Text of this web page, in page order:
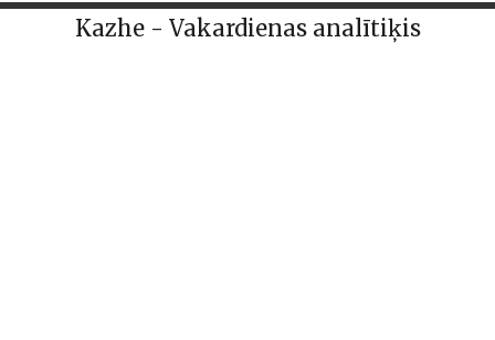
Kazhe - Vakardienas analītiķis